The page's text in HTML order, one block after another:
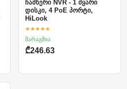
ჩამწერი NVR - 1 მყარი
დისკი, 4 PoE პორტი,
HiLook
★★★★★
მარაგშია
₾246.63